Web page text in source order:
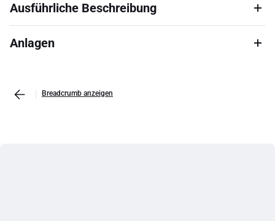
Ausführliche Beschreibung
Anlagen
Breadcrumb anzeigen